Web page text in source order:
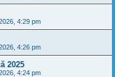
4:29 pm
4:26 pm
2025
4:24 pm